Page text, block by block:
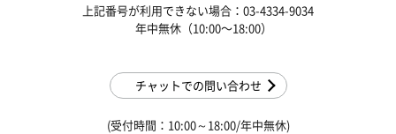
上記番号が利用できない場合：03-4334-9034
年中無休（10:00〜18:00）
チャットでの問い合わせ
(受付時間：10:00～18:00/年中無休)